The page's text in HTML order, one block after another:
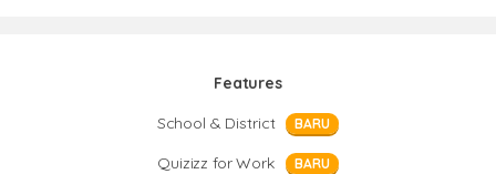
Features
School & District
BARU
Quizizz for Work BARU